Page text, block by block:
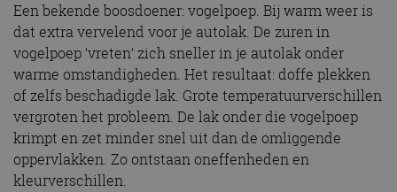
Een bekende boosdoener: vogelpoep. Bij warm weer is
dat extra vervelend voor je autolak. De zuren in
vogelpoep ‘vreten’ zich sneller in je autolak onder
warme omstandigheden. Het resultaat: doffe plekken
of zelfs beschadigde lak. Grote temperatuurverschillen
vergroten het probleem. De lak onder die vogelpoep
krimpt en zet minder snel uit dan de omliggende
oppervlakken. Zo ontstaan oneffenheden en
kleurverschillen.